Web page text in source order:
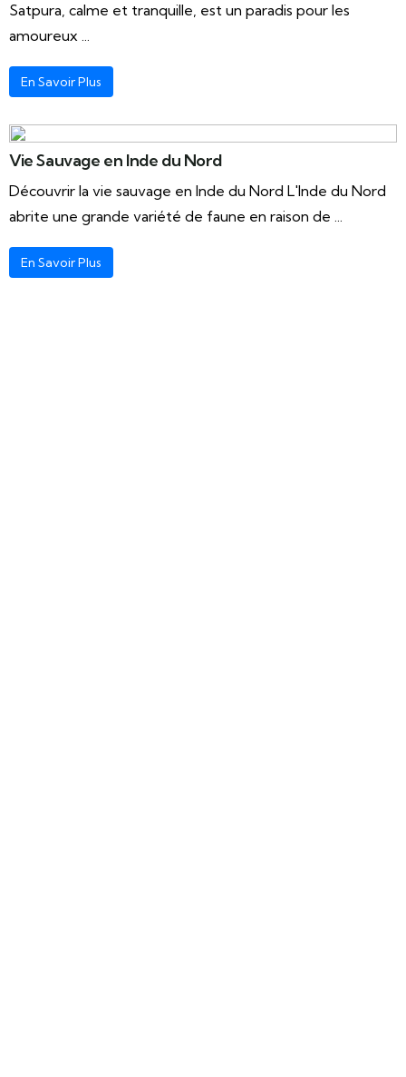
Satpura, calme et tranquille, est un paradis pour les
amoureux ...
En Savoir Plus
Vie Sauvage en Inde du Nord
Découvrir la vie sauvage en Inde du Nord L'Inde du Nord
abrite une grande variété de faune en raison de ...
En Savoir Plus